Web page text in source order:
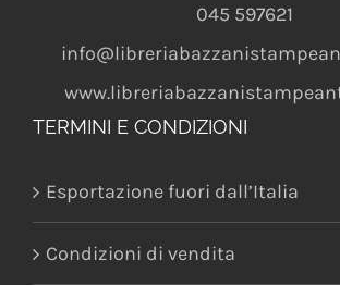
045 597621
TERMINI E CONDIZIONI
Esportazione fuori dall’Italia
Condizioni di vendita